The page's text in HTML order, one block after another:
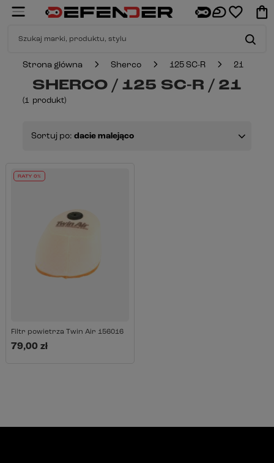
Strona główna Sherco 125 SC-R 21
SHERCO / 125 SC-R / 21
(1 produkt)
Sortuj po: dacie malejąco
RATY 0%
Filtr powietrza Twin Air 156016
79,00 zł